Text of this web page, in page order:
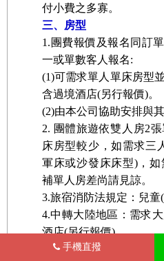
付小費之多寡。
三、房型
1.團費報價及報名同訂
一或單數客人報名:
(1)可需求單人單床房型
含過境酒店(另行報價)。
(2)由本公司協助安排與
2. 團體旅遊依雙人房2
床房型較少，如需求三
軍床或沙發床床型)，
補單人房差尚請見諒。
3.旅宿消防法規定：兒童(
4.中轉大陸地區：需求
酒店(另行報價)。
四、餐食
手機直撥